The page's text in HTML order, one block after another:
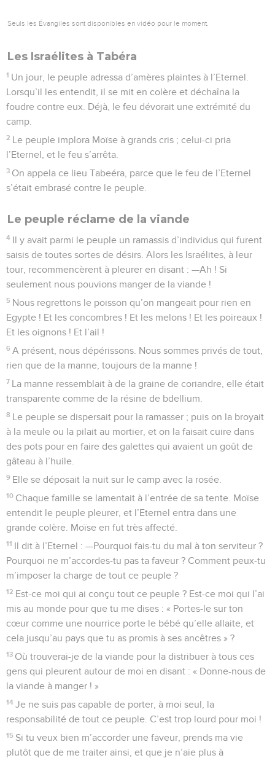
Seuls les Évangiles sont disponibles en vidéo pour le moment.
Les Israélites à Tabéra
1 Un jour, le peuple adressa d’amères plaintes à l’Eternel.
Lorsqu’il les entendit, il se mit en colère et déchaîna la
foudre contre eux. Déjà, le feu dévorait une extrémité du
camp.
2 Le peuple implora Moïse à grands cris ; celui-ci pria
l’Eternel, et le feu s’arrêta.
3 On appela ce lieu Tabeéra, parce que le feu de l’Eternel
s’était embrasé contre le peuple.
Le peuple réclame de la viande
4 Il y avait parmi le peuple un ramassis d’individus qui furent
saisis de toutes sortes de désirs. Alors les Israélites, à leur
tour, recommencèrent à pleurer en disant : —Ah ! Si
seulement nous pouvions manger de la viande !
5 Nous regrettons le poisson qu’on mangeait pour rien en
Egypte ! Et les concombres ! Et les melons ! Et les poireaux !
Et les oignons ! Et l’ail !
6 A présent, nous dépérissons. Nous sommes privés de tout,
rien que de la manne, toujours de la manne !
7 La manne ressemblait à de la graine de coriandre, elle était
transparente comme de la résine de bdellium.
8 Le peuple se dispersait pour la ramasser ; puis on la broyait
à la meule ou la pilait au mortier, et on la faisait cuire dans
des pots pour en faire des galettes qui avaient un goût de
gâteau à l’huile.
9 Elle se déposait la nuit sur le camp avec la rosée.
10 Chaque famille se lamentait à l’entrée de sa tente. Moïse
entendit le peuple pleurer, et l’Eternel entra dans une
grande colère. Moïse en fut très affecté.
11 Il dit à l’Eternel : —Pourquoi fais-tu du mal à ton serviteur ?
Pourquoi ne m’accordes-tu pas ta faveur ? Comment peux-tu
m’imposer la charge de tout ce peuple ?
12 Est-ce moi qui ai conçu tout ce peuple ? Est-ce moi qui l’ai
mis au monde pour que tu me dises : « Portes-le sur ton
cœur comme une nourrice porte le bébé qu’elle allaite, et
cela jusqu’au pays que tu as promis à ses ancêtres » ?
13 Où trouverai-je de la viande pour la distribuer à tous ces
gens qui pleurent autour de moi en disant : « Donne-nous de
la viande à manger ! »
14 Je ne suis pas capable de porter, à moi seul, la
responsabilité de tout ce peuple. C’est trop lourd pour moi !
15 Si tu veux bien m’accorder une faveur, prends ma vie
plutôt que de me traiter ainsi, et que je n’aie plus à